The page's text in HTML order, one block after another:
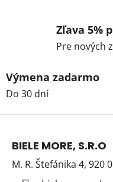
Zľava 5%
Pre nových
Výmena zadarmo
Do 30 dní
BIELE MORE, S.R.O
M. R. Štefánika 4, 920